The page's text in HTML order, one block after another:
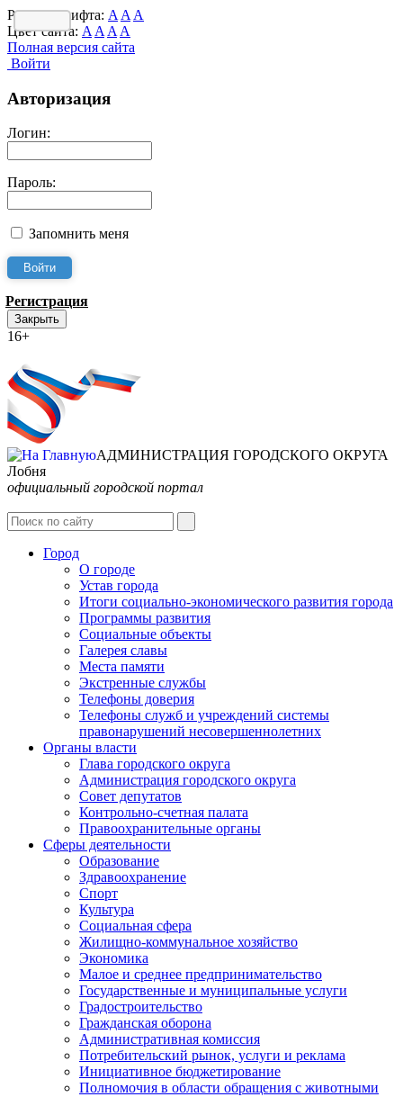
Размер шрифта: A A A
Цвет сайта: A A A A
Полная версия сайта
Войти
Авторизация
Логин:
Пароль:
Запомнить меня
Регистрация
Закрыть
16+
АДМИНИСТРАЦИЯ ГОРОДСКОГО ОКРУГА
Лобня
официальный городской портал
Город
О городе
Устав города
Итоги социально-экономического развития города
Программы развития
Социальные объекты
Галерея славы
Места памяти
Экстренные службы
Телефоны доверия
Телефоны служб и учреждений системы
правонарушений несовершеннолетних
Органы власти
Глава городского округа
Администрация городcкого округа
Совет депутатов
Контрольно-счетная палата
Правоохранительные органы
Сферы деятельности
Образование
Здравоохранение
Спорт
Культура
Социальная сфера
Жилищно-коммунальное хозяйство
Экономика
Малое и среднее предпринимательство
Государственные и муниципальные услуги
Градостроительство
Гражданская оборона
Административная комиссия
Потребительский рынок, услуги и реклама
Инициативное бюджетирование
Полномочия в области обращения с животными